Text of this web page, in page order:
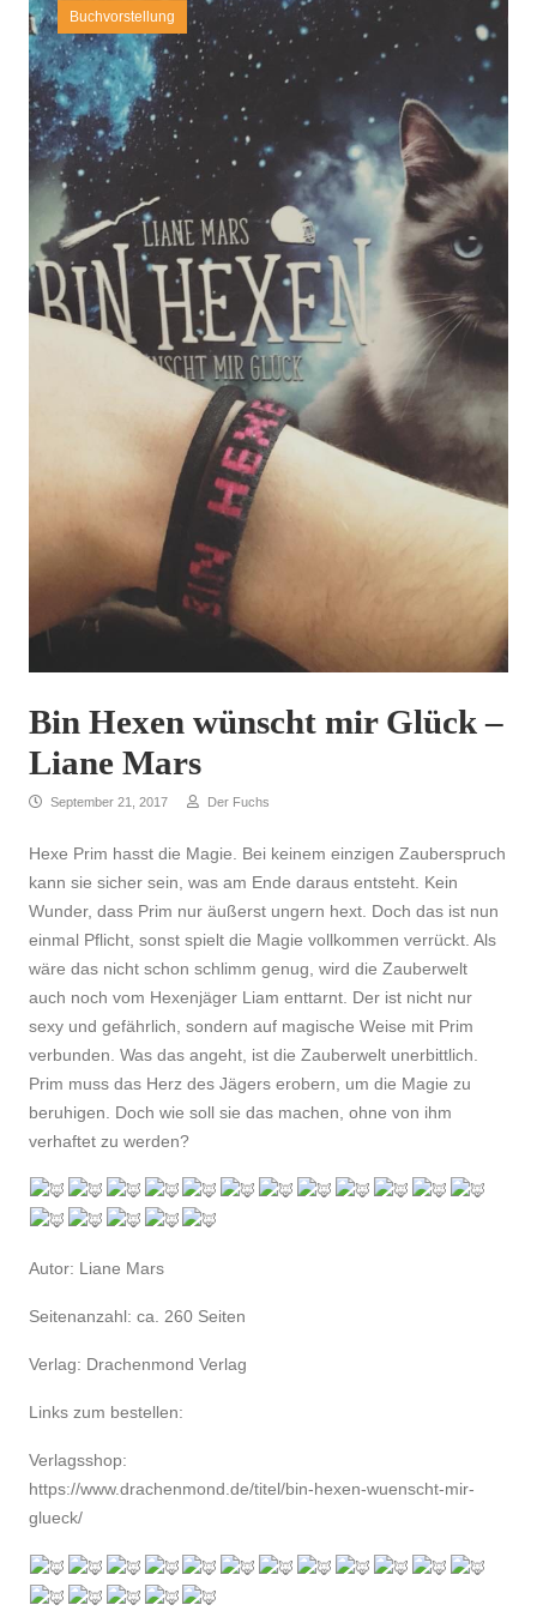
Buchvorstellung
Bin Hexen wünscht mir Glück –
Liane Mars
September 21, 2017 Der Fuchs
Hexe Prim hasst die Magie. Bei keinem einzigen Zauberspruch
kann sie sicher sein, was am Ende daraus entsteht. Kein
Wunder, dass Prim nur äußerst ungern hext. Doch das ist nun
einmal Pflicht, sonst spielt die Magie vollkommen verrückt. Als
wäre das nicht schon schlimm genug, wird die Zauberwelt
auch noch vom Hexenjäger Liam enttarnt. Der ist nicht nur
sexy und gefährlich, sondern auf magische Weise mit Prim
verbunden. Was das angeht, ist die Zauberwelt unerbittlich.
Prim muss das Herz des Jägers erobern, um die Magie zu
beruhigen. Doch wie soll sie das machen, ohne von ihm
verhaftet zu werden?
Autor: Liane Mars
Seitenanzahl: ca. 260 Seiten
Verlag: Drachenmond Verlag
Links zum bestellen:
Verlagsshop:
https://www.drachenmond.de/titel/bin-hexen-wuenscht-mir-
glueck/
SEITENLEISTE